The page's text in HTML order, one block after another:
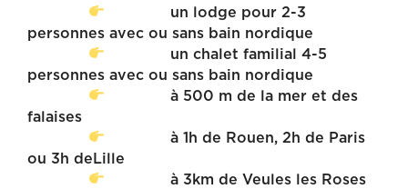
un lodge pour 2-3
personnes avec ou sans bain nordique
un chalet familial 4-5
personnes avec ou sans bain nordique
à 500 m de la mer et des
falaises
à 1h de Rouen, 2h de Paris
ou 3h deLille
à 3km de Veules les Roses